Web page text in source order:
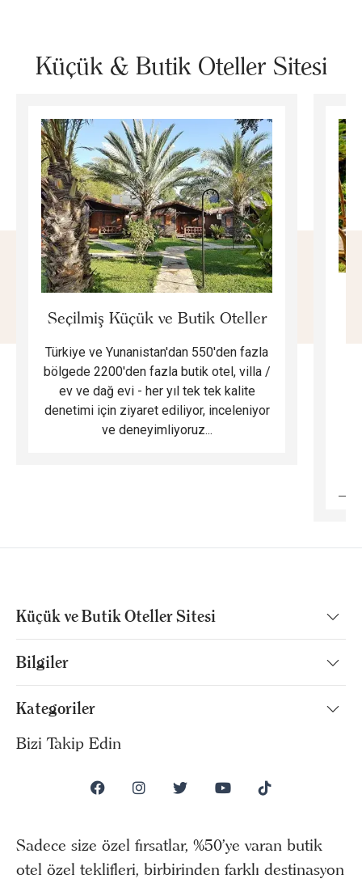
Küçük & Butik Oteller Sitesi
Seçilmiş Küçük ve Butik Oteller
Türkiye ve Yunanistan'dan 550'den fazla
bölgede 2200'den fazla butik otel, villa /
ev ve dağ evi - her yıl tek tek kalite
denetimi için ziyaret ediliyor, inceleniyor
ve deneyimliyoruz...
Küçük ve Butik Oteller Sitesi
Bilgiler
Kategoriler
Bizi Takip Edin
Sadece size özel fırsatlar, %50’ye varan butik
otel özel teklifleri, birbirinden farklı destinasyon